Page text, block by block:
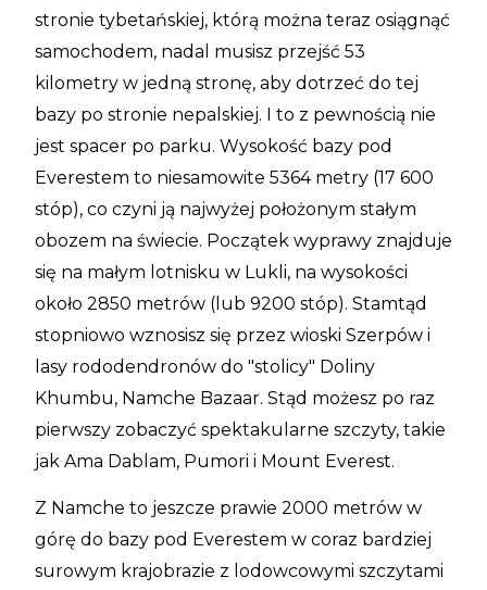
stronie tybetańskiej, którą można teraz osiągnąć
samochodem, nadal musisz przejść 53
kilometry w jedną stronę, aby dotrzeć do tej
bazy po stronie nepalskiej. I to z pewnością nie
jest spacer po parku. Wysokość bazy pod
Everestem to niesamowite 5364 metry (17 600
stóp), co czyni ją najwyżej położonym stałym
obozem na świecie. Początek wyprawy znajduje
się na małym lotnisku w Lukli, na wysokości
około 2850 metrów (lub 9200 stóp). Stamtąd
stopniowo wznosisz się przez wioski Szerpów i
lasy rododendronów do "stolicy" Doliny
Khumbu, Namche Bazaar. Stąd możesz po raz
pierwszy zobaczyć spektakularne szczyty, takie
jak Ama Dablam, Pumori i Mount Everest.
Z Namche to jeszcze prawie 2000 metrów w
górę do bazy pod Everestem w coraz bardziej
surowym krajobrazie z lodowcowymi szczytami